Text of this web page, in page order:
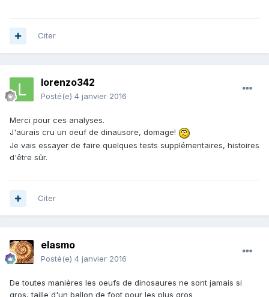
Citer
lorenzo342
Posté(e) 4 janvier 2016
Merci pour ces analyses.
J'aurais cru un oeuf de dinausore, domage!
Je vais essayer de faire quelques tests supplémentaires, histoires
d'être sûr.
Citer
elasmo
Posté(e) 4 janvier 2016
De toutes manières les oeufs de dinosaures ne sont jamais si
gros, taille d'un ballon de foot pour les plus gros